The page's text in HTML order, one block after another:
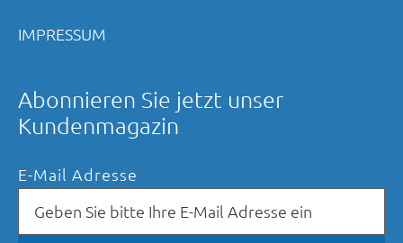
IMPRESSUM
Abonnieren Sie jetzt unser
Kundenmagazin
E-Mail Adresse